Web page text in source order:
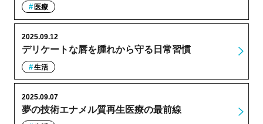
医療
デリケートな唇を腫れから守る日常習慣
2025.09.12
生活
夢の技術エナメル質再生医療の最前線
2025.09.07